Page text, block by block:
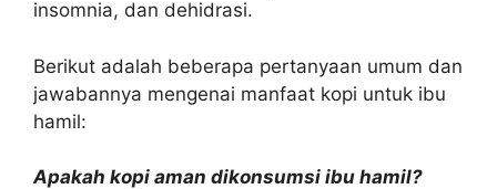
insomnia, dan dehidrasi.
Berikut adalah beberapa pertanyaan umum dan
jawabannya mengenai manfaat kopi untuk ibu
hamil:
Apakah kopi aman dikonsumsi ibu hamil?